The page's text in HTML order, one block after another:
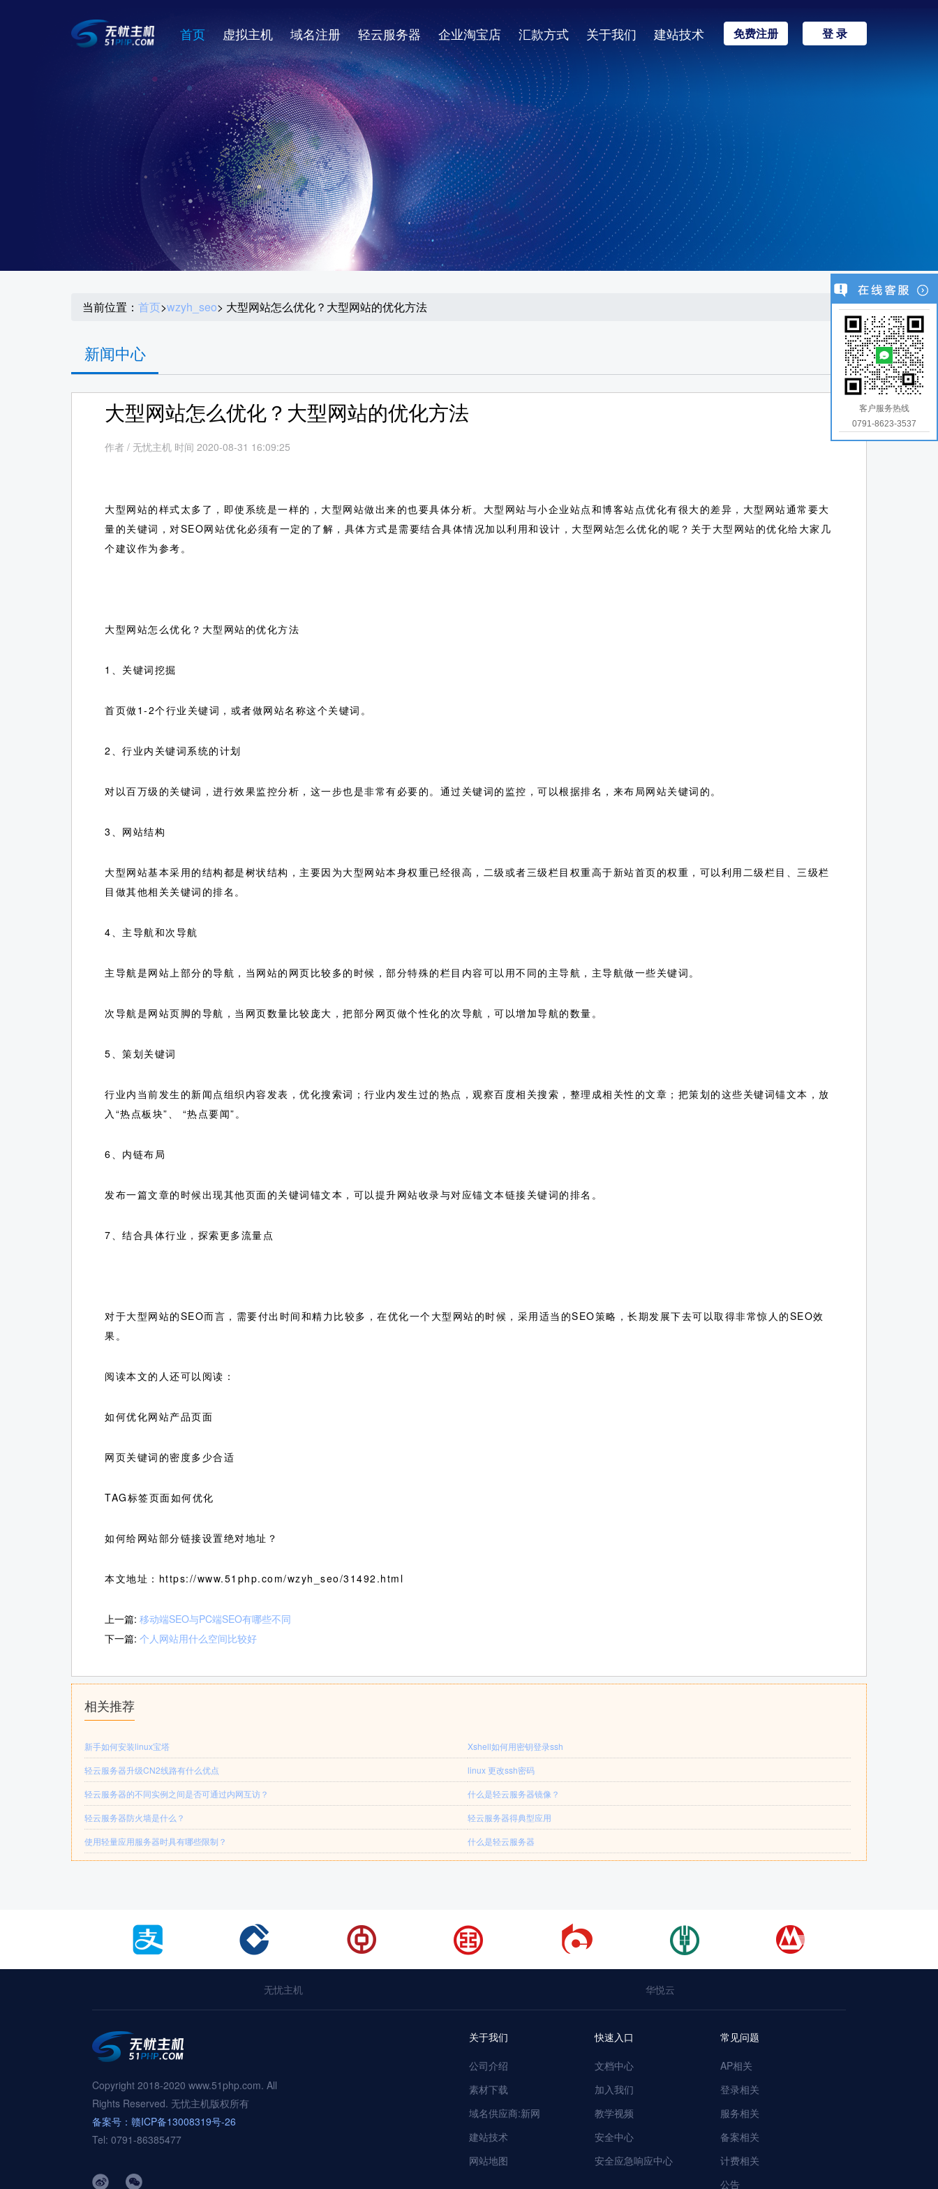
首页 虚拟主机 域名注册 轻云服务器 企业淘宝店 汇款方式 关于我们 建站技术 免费注册 登 录
当前位置： 首页>wzyh_seo> 大型网站怎么优化？大型网站的优化方法
新闻中心
大型网站怎么优化？大型网站的优化方法
作者 / 无忧主机 时间 2020-08-31 16:09:25
大型网站的样式太多了，即使系统是一样的，大型网站做出来的也要具体分析。大型网站与小企业站点和博客站点优化有很大的差异，大型网站通常要大
量的关键词，对SEO网站优化必须有一定的了解，具体方式是需要结合具体情况加以利用和设计，大型网站怎么优化的呢？关于大型网站的优化给大家几
个建议作为参考。
大型网站怎么优化？大型网站的优化方法
1、关键词挖掘
首页做1-2个行业关键词，或者做网站名称这个关键词。
2、行业内关键词系统的计划
对以百万级的关键词，进行效果监控分析，这一步也是非常有必要的。通过关键词的监控，可以根据排名，来布局网站关键词的。
3、网站结构
大型网站基本采用的结构都是树状结构，主要因为大型网站本身权重已经很高，二级或者三级栏目权重高于新站首页的权重，可以利用二级栏目、三级栏
目做其他相关关键词的排名。
4、主导航和次导航
主导航是网站上部分的导航，当网站的网页比较多的时候，部分特殊的栏目内容可以用不同的主导航，主导航做一些关键词。
次导航是网站页脚的导航，当网页数量比较庞大，把部分网页做个性化的次导航，可以增加导航的数量。
5、策划关键词
行业内当前发生的新闻点组织内容发表，优化搜索词；行业内发生过的热点，观察百度相关搜索，整理成相关性的文章；把策划的这些关键词锚文本，放
入“热点板块”、 “热点要闻”。
6、内链布局
发布一篇文章的时候出现其他页面的关键词锚文本，可以提升网站收录与对应锚文本链接关键词的排名。
7、结合具体行业，探索更多流量点
对于大型网站的SEO而言，需要付出时间和精力比较多，在优化一个大型网站的时候，采用适当的SEO策略，长期发展下去可以取得非常惊人的SEO效
果。
阅读本文的人还可以阅读：
如何优化网站产品页面
网页关键词的密度多少合适
TAG标签页面如何优化
如何给网站部分链接设置绝对地址？
本文地址：https://www.51php.com/wzyh_seo/31492.html
上一篇: 移动端SEO与PC端SEO有哪些不同
下一篇: 个人网站用什么空间比较好
相关推荐
新手如何安装linux宝塔
Xshell如何用密钥登录ssh
轻云服务器升级CN2线路有什么优点
linux 更改ssh密码
轻云服务器的不同实例之间是否可通过内网互访？
什么是轻云服务器镜像？
轻云服务器防火墙是什么？
轻云服务器得典型应用
使用轻量应用服务器时具有哪些限制？
什么是轻云服务器
无忧主机 华悦云
Copyright 2018-2020 www.51php.com. All
Rights Reserved. 无忧主机版权所有
备案号：赣ICP备13008319号-26
Tel: 0791-86385477
关于我们
公司介绍
素材下载
域名供应商:新网
建站技术
网站地图
快速入口
文档中心
加入我们
教学视频
安全中心
安全应急响应中心
常见问题
AP相关
登录相关
服务相关
备案相关
计费相关
公告
客户服务热线
0791-8623-3537